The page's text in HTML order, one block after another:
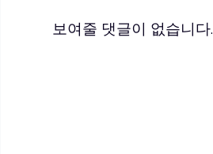
보여줄 댓글이 없습니다.